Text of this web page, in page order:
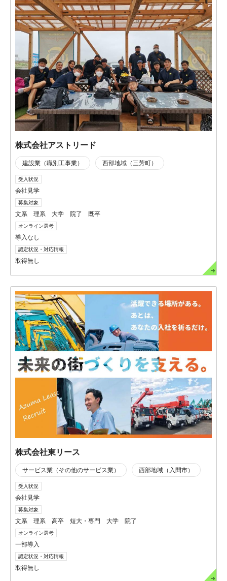
株式会社アストリード
建設業（職別工事業） 西部地域（三芳町）
受入状況
会社見学
募集対象
文系 理系 大学 院了 既卒
オンライン選考
導入なし
認定状況・対応情報
取得無し
株式会社東リース
サービス業（その他のサービス業） 西部地域（入間市）
受入状況
会社見学
募集対象
文系 理系 高卒 短大・専門 大学 院了
オンライン選考
一部導入
認定状況・対応情報
取得無し